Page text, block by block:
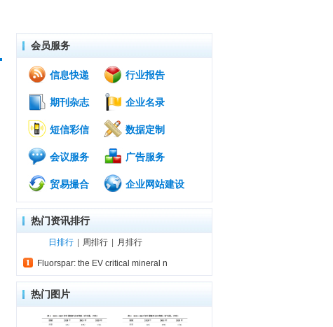
会员服务
信息快递 行业报告
期刊杂志 企业名录
短信彩信 数据定制
会议服务 广告服务
贸易撮合 企业网站建设
热门资讯排行
日排行 周排行 月排行
Fluorspar: the EV critical mineral n
热门图片